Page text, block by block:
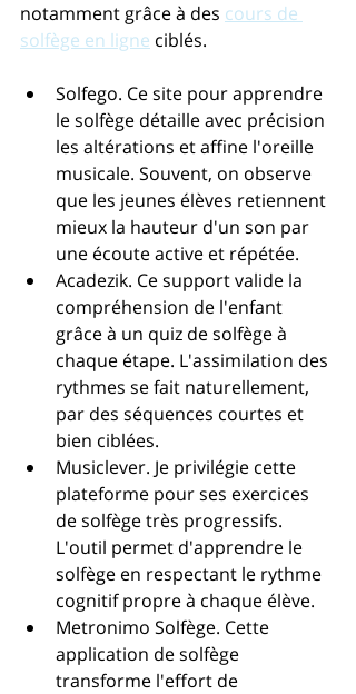
notamment grâce à des cours de
solfège en ligne ciblés.
Solfego. Ce site pour apprendre
le solfège détaille avec précision
les altérations et affine l'oreille
musicale. Souvent, on observe
que les jeunes élèves retiennent
mieux la hauteur d'un son par
une écoute active et répétée.
Acadezik. Ce support valide la
compréhension de l'enfant
grâce à un quiz de solfège à
chaque étape. L'assimilation des
rythmes se fait naturellement,
par des séquences courtes et
bien ciblées.
Musiclever. Je privilégie cette
plateforme pour ses exercices
de solfège très progressifs.
L'outil permet d'apprendre le
solfège en respectant le rythme
cognitif propre à chaque élève.
Metronimo Solfège. Cette
application de solfège
transforme l'effort de